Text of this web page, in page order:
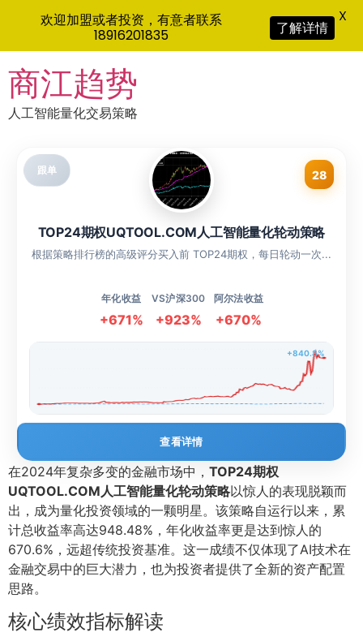
to
content
商江趋势
人工智能量化交易策略
跟单 28
TOP24期权UQTOOL.COM人工智能量化轮动策略
根据策略排行榜的高级评分买入前 TOP24期权，每日轮动一次...
年化收益
+671%
VS沪深300
+923%
阿尔法收益
+670%
+840.8%
查看详情
在2024年复杂多变的金融市场中， TOP24期权
UQTOOL.COM人工智能量化轮动策略以惊人的表现脱颖而
出，成为量化投资领域的一颗明星。该策略自运行以来，累
计总收益率高达948.48%，年化收益率更是达到惊人的
670.6%，远超传统投资基准。这一成绩不仅体现了AI技术在
金融交易中的巨大潜力，也为投资者提供了全新的资产配置
思路。
核心绩效指标解读
欢迎加盟或者投资，有意者联系
18916201835
了解详情
X